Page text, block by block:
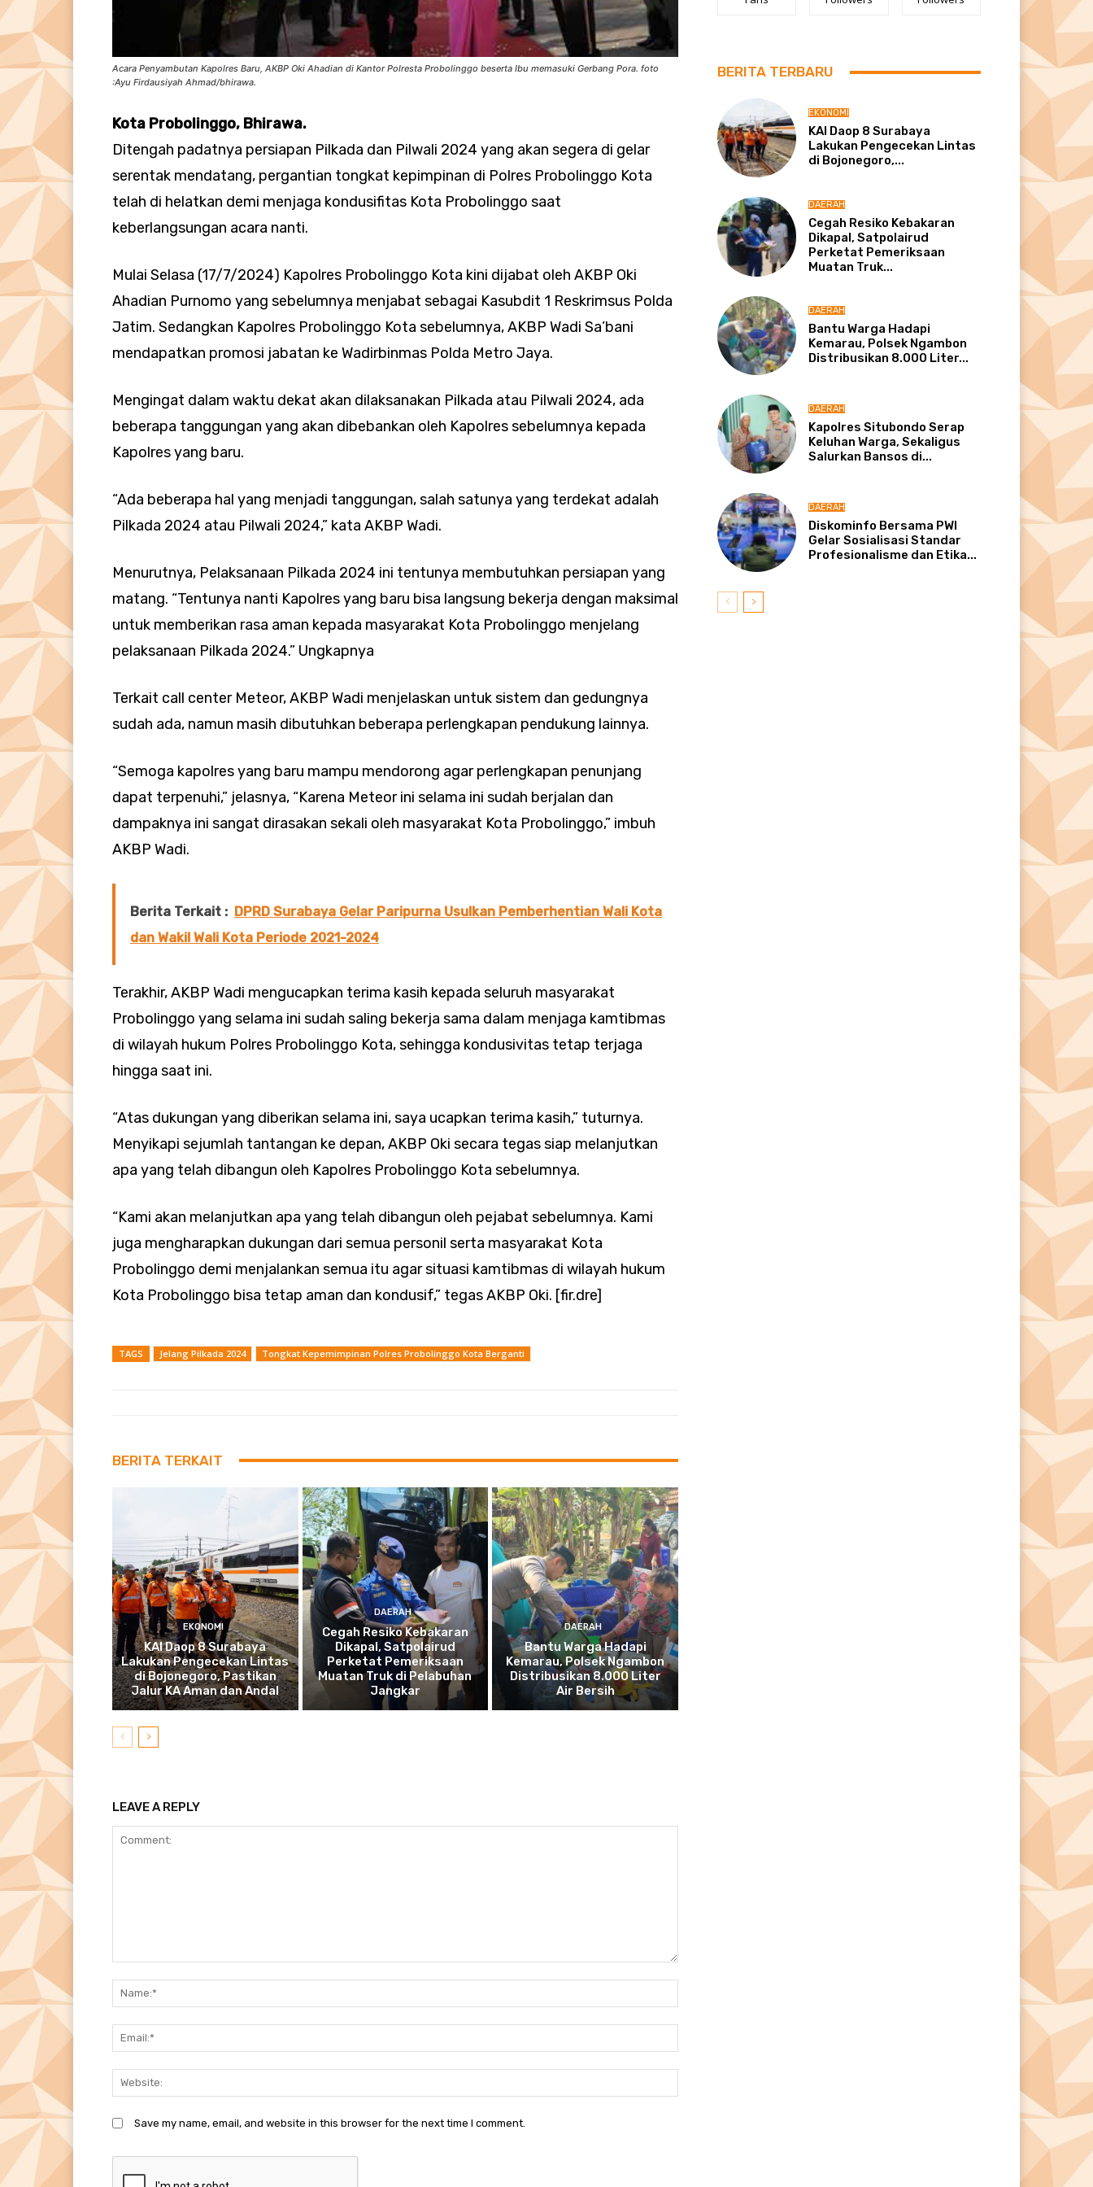
Acara Penyambutan Kapolres Baru, AKBP Oki Ahadian di Kantor Polresta Probolinggo beserta Ibu memasuki Gerbang Pora. foto
:Ayu Firdausiyah Ahmad/bhirawa.
Kota Probolinggo, Bhirawa.
Ditengah padatnya persiapan Pilkada dan Pilwali 2024 yang akan segera di gelar
serentak mendatang, pergantian tongkat kepimpinan di Polres Probolinggo Kota
telah di helatkan demi menjaga kondusifitas Kota Probolinggo saat
keberlangsungan acara nanti.
Mulai Selasa (17/7/2024) Kapolres Probolinggo Kota kini dijabat oleh AKBP Oki
Ahadian Purnomo yang sebelumnya menjabat sebagai Kasubdit 1 Reskrimsus Polda
Jatim. Sedangkan Kapolres Probolinggo Kota sebelumnya, AKBP Wadi Sa’bani
mendapatkan promosi jabatan ke Wadirbinmas Polda Metro Jaya.
Mengingat dalam waktu dekat akan dilaksanakan Pilkada atau Pilwali 2024, ada
beberapa tanggungan yang akan dibebankan oleh Kapolres sebelumnya kepada
Kapolres yang baru.
“Ada beberapa hal yang menjadi tanggungan, salah satunya yang terdekat adalah
Pilkada 2024 atau Pilwali 2024,” kata AKBP Wadi.
Menurutnya, Pelaksanaan Pilkada 2024 ini tentunya membutuhkan persiapan yang
matang. “Tentunya nanti Kapolres yang baru bisa langsung bekerja dengan maksimal
untuk memberikan rasa aman kepada masyarakat Kota Probolinggo menjelang
pelaksanaan Pilkada 2024.” Ungkapnya
Terkait call center Meteor, AKBP Wadi menjelaskan untuk sistem dan gedungnya
sudah ada, namun masih dibutuhkan beberapa perlengkapan pendukung lainnya.
“Semoga kapolres yang baru mampu mendorong agar perlengkapan penunjang
dapat terpenuhi,” jelasnya, “Karena Meteor ini selama ini sudah berjalan dan
dampaknya ini sangat dirasakan sekali oleh masyarakat Kota Probolinggo,” imbuh
AKBP Wadi.
Berita Terkait : DPRD Surabaya Gelar Paripurna Usulkan Pemberhentian Wali Kota
dan Wakil Wali Kota Periode 2021-2024
Terakhir, AKBP Wadi mengucapkan terima kasih kepada seluruh masyarakat
Probolinggo yang selama ini sudah saling bekerja sama dalam menjaga kamtibmas
di wilayah hukum Polres Probolinggo Kota, sehingga kondusivitas tetap terjaga
hingga saat ini.
“Atas dukungan yang diberikan selama ini, saya ucapkan terima kasih,” tuturnya.
Menyikapi sejumlah tantangan ke depan, AKBP Oki secara tegas siap melanjutkan
apa yang telah dibangun oleh Kapolres Probolinggo Kota sebelumnya.
“Kami akan melanjutkan apa yang telah dibangun oleh pejabat sebelumnya. Kami
juga mengharapkan dukungan dari semua personil serta masyarakat Kota
Probolinggo demi menjalankan semua itu agar situasi kamtibmas di wilayah hukum
Kota Probolinggo bisa tetap aman dan kondusif,” tegas AKBP Oki. [fir.dre]
TAGS Jelang Pilkada 2024 Tongkat Kepemimpinan Polres Probolinggo Kota Berganti
BERITA TERKAIT
EKONOMI
KAI Daop 8 Surabaya
Lakukan Pengecekan Lintas
di Bojonegoro, Pastikan
Jalur KA Aman dan Andal
DAERAH
Cegah Resiko Kebakaran
Dikapal, Satpolairud
Perketat Pemeriksaan
Muatan Truk di Pelabuhan
Jangkar
DAERAH
Bantu Warga Hadapi
Kemarau, Polsek Ngambon
Distribusikan 8.000 Liter
Air Bersih
LEAVE A REPLY
Save my name, email, and website in this browser for the next time I comment.
BERITA TERBARU
EKONOMI
KAI Daop 8 Surabaya
Lakukan Pengecekan Lintas
di Bojonegoro,...
DAERAH
Cegah Resiko Kebakaran
Dikapal, Satpolairud
Perketat Pemeriksaan
Muatan Truk...
DAERAH
Bantu Warga Hadapi
Kemarau, Polsek Ngambon
Distribusikan 8.000 Liter...
DAERAH
Kapolres Situbondo Serap
Keluhan Warga, Sekaligus
Salurkan Bansos di...
DAERAH
Diskominfo Bersama PWI
Gelar Sosialisasi Standar
Profesionalisme dan Etika...